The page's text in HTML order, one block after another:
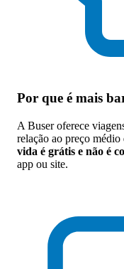
Por que é mais
A Buser oferece
relação ao preço médio
vida é grátis e não é
app ou site.